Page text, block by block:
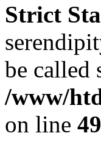
Strict
be called
/www/
on line